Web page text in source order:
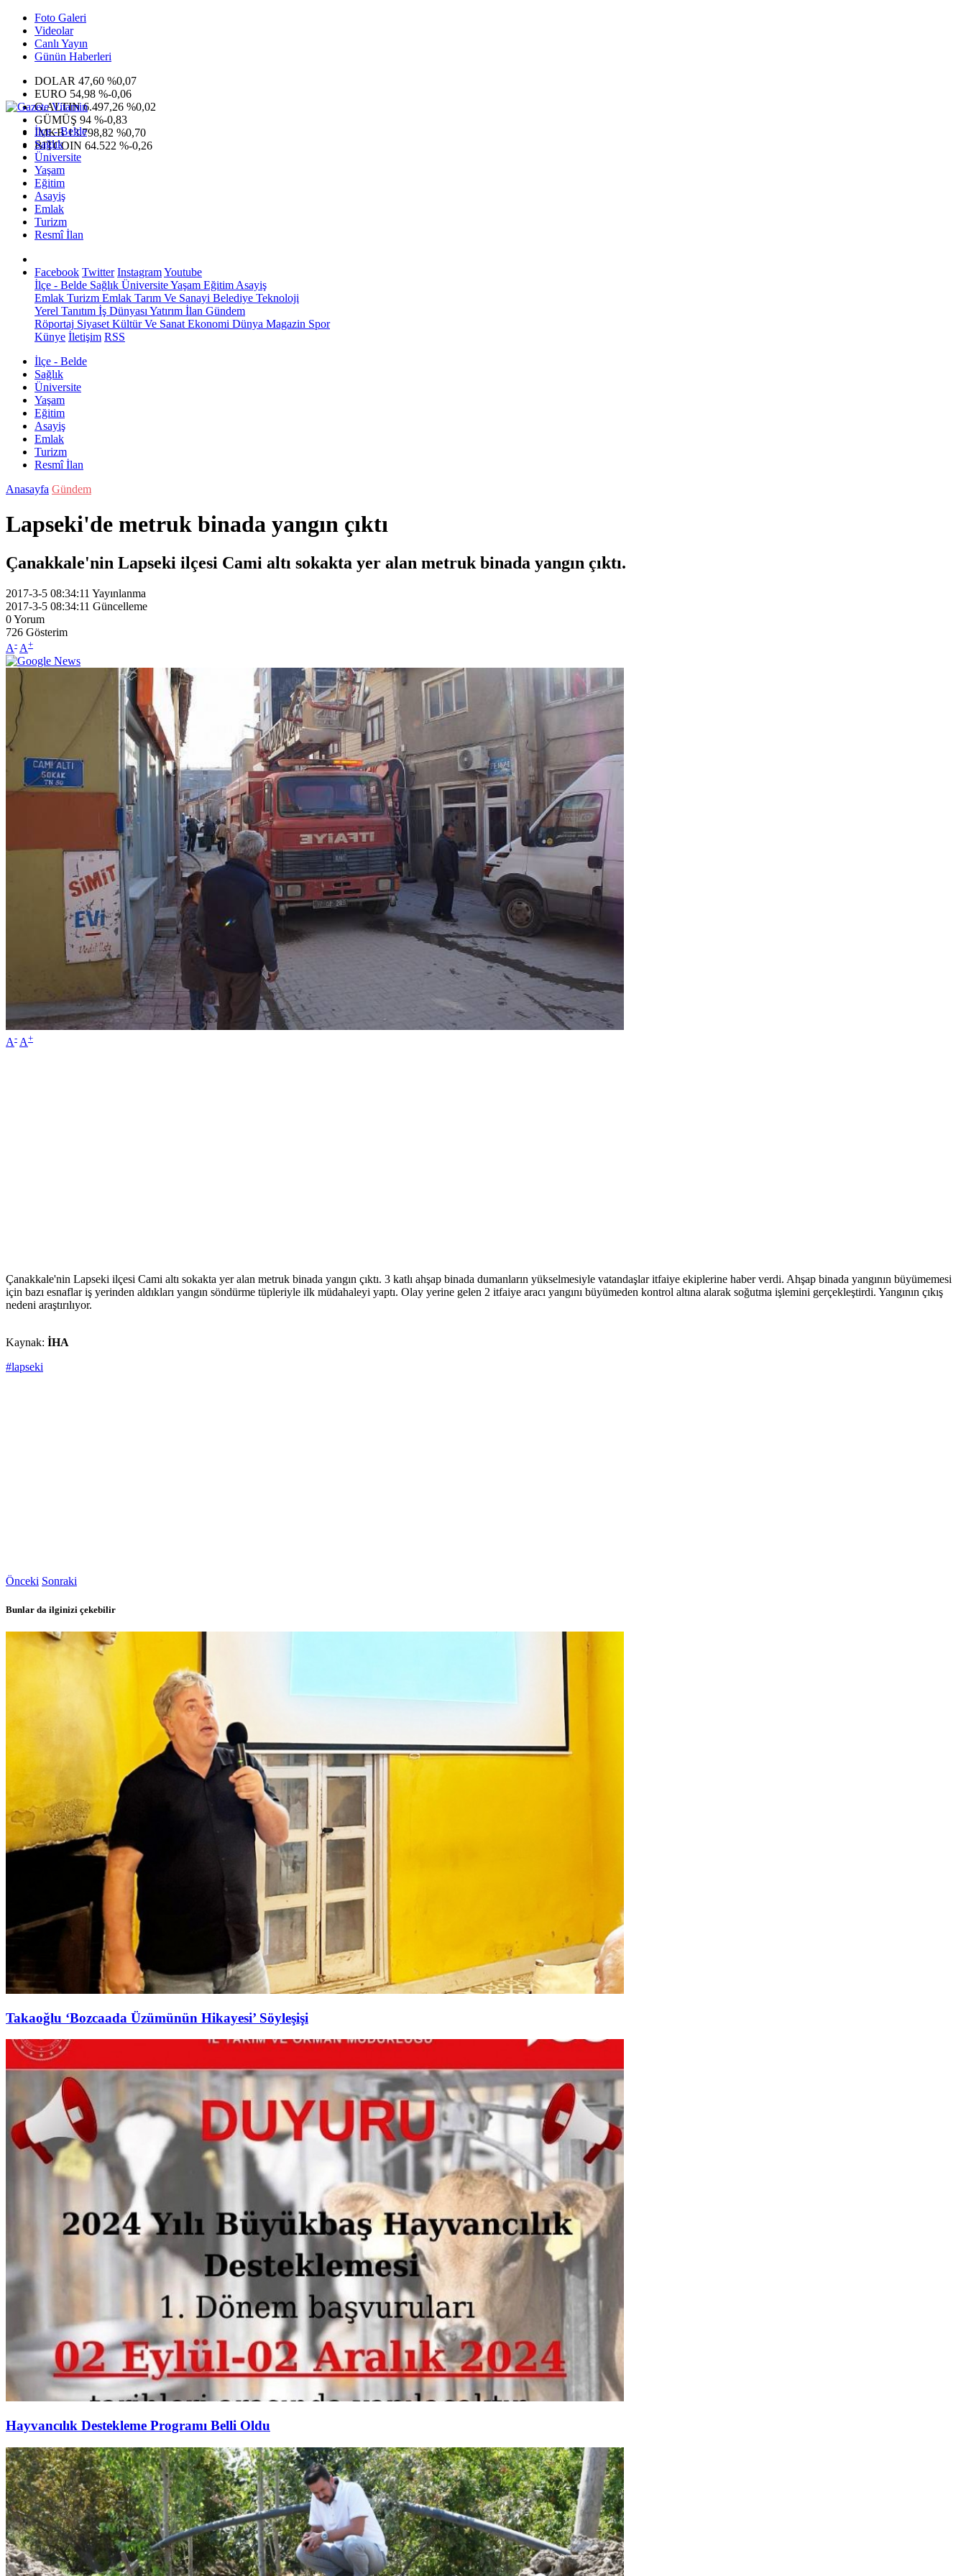
Foto Galeri
Videolar
Canlı Yayın
Günün Haberleri
DOLAR 47,60 %0,07
EURO 54,98 %-0,06
G.ALTIN6.497,26 %0,02
GÜMÜŞ 94 %-0,83
IMKB13.798,82 %0,70
BITCOIN 64.522 %-0,26
İlçe - Belde
Sağlık
Üniversite
Yaşam
Eğitim
Asayiş
Emlak
Turizm
Resmî İlan
Facebook Twitter InstagramYoutube
İlçe - Belde Sağlık ÜniversiteYaşam Eğitim Asayiş
Emlak Turizm Emlak Tarım Ve Sanayi Belediye Teknoloji
Yerel Tanıtım İş Dünyası Yatırım İlan Gündem
Röportaj Siyaset Kültür Ve Sanat Ekonomi Dünya Magazin Spor
Künye İletişim RSS
İlçe - Belde
Sağlık
Üniversite
Yaşam
Eğitim
Asayiş
Emlak
Turizm
Resmî İlan
Anasayfa Gündem
Lapseki'de metruk binada yangın çıktı
Çanakkale'nin Lapseki ilçesi Cami altı sokakta yer alan metruk binada yangın çıktı.
2017-3-5 08:34:11 Yayınlanma
2017-3-5 08:34:11 Güncelleme
0Yorum
726 Gösterim
A- A+
A- A+
Çanakkale'nin Lapseki ilçesi Cami altı sokakta yer alan metruk binada yangın çıktı. 3 katlı ahşap binada dumanların yükselmesiyle vatandaşlar itfaiye ekiplerine haber verdi. Ahşap binada yangının büyümemesi
için bazı esnaflar iş yerinden aldıkları yangın söndürme tüpleriyle ilk müdahaleyi yaptı. Olay yerine gelen 2 itfaiye aracı yangını büyümeden kontrol altına alarak soğutma işlemini gerçekleştirdi. Yangının çıkış
nedeni araştırılıyor.
Kaynak: İHA
#lapseki
Önceki Sonraki
Bunlar da ilginizi çekebilir
Takaoğlu ‘Bozcaada Üzümünün Hikayesi’ Söyleşişi
Hayvancılık Destekleme Programı Belli Oldu